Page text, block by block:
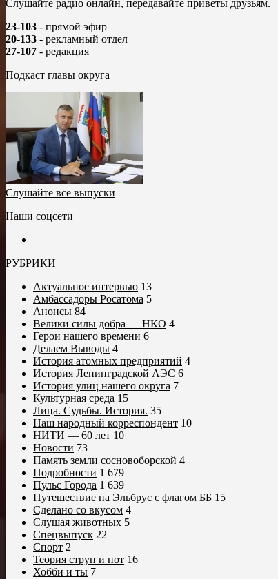
Слушайте радио онлайн, передавайте приветы друзьям.
23-103 - прямой эфир
20-133 - рекламный отдел
27-107 - редакция
Подкаст главы округа
Слушайте все выпуски
Наши соцсети
РУБРИКИ
Актуальное интервью 13
Амбассадоры Росатома 5
Анонсы 84
Велики силы добра — НКО 4
Герои нашего времени 6
Делаем Выводы 4
История атомных предприятий 4
История Ленинградской АЭС 6
История улиц нашего округа 7
Культурная среда 15
Лица. Судьбы. История. 35
Наш народный корреспондент 10
НИТИ — 60 лет 10
Новости 73
Память земли сосновоборской 4
Подробности 1 679
Пульс Города 1 639
Путешествие на Эльбрус с флагом ББ 15
Сделано со вкусом 4
Слушая животных 5
Спецвыпуск 22
Спорт 2
Теория струн и нот 16
Хобби и ты 7